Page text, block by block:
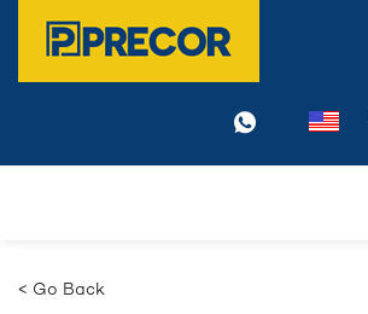
< Go Back